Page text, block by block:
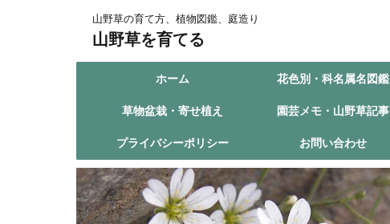
山野草の育て方、植物図鑑、庭造り
山野草を育てる
ホーム 花色別・科名属名図鑑
草物盆栽・寄せ植え 園芸メモ・山野草記事
プライバシーポリシー お問い合わせ